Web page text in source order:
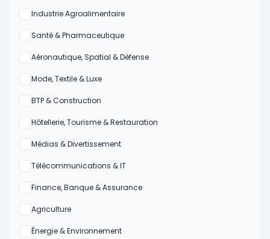
Industrie Agroalimentaire
Oui
Santé & Pharmaceutique
Oui
Aéronautique, Spatial & Défense
Oui
Mode, Textile & Luxe
Oui
BTP & Construction
Oui
Hôtellerie, Tourisme & Restauration
Oui
Médias & Divertissement
Oui
Télécommunications & IT
Oui
Finance, Banque & Assurance
Oui
Agriculture
Oui
Énergie & Environnement
Oui